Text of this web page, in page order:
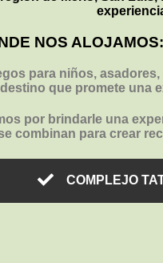
NOS
para niños,
destino que promete una
por brindarle una
combinan para crear
COMPLEJO